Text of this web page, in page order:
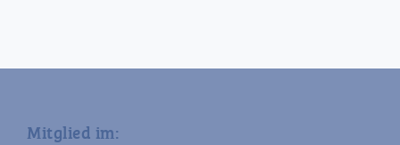
Mitglied im: